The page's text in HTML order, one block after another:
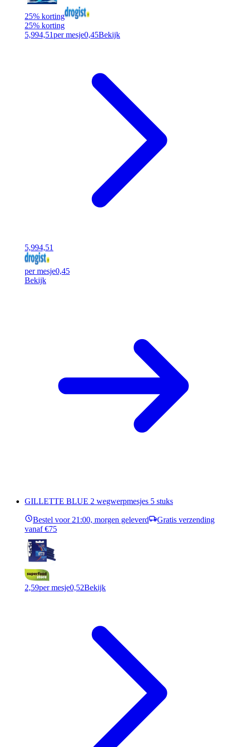
25% korting
25% korting
5,994,51per mesje0,45Bekijk
5,994,51
per mesje0,45
Bekijk
GILLETTE BLUE 2 wegwerpmesjes 5 stuks
Bestel voor 21:00, morgen geleverd
Gratis verzending
vanaf €75
2,59per mesje0,52Bekijk